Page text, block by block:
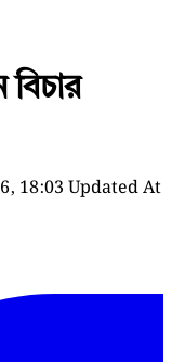
বিচার
18:03 Updated At